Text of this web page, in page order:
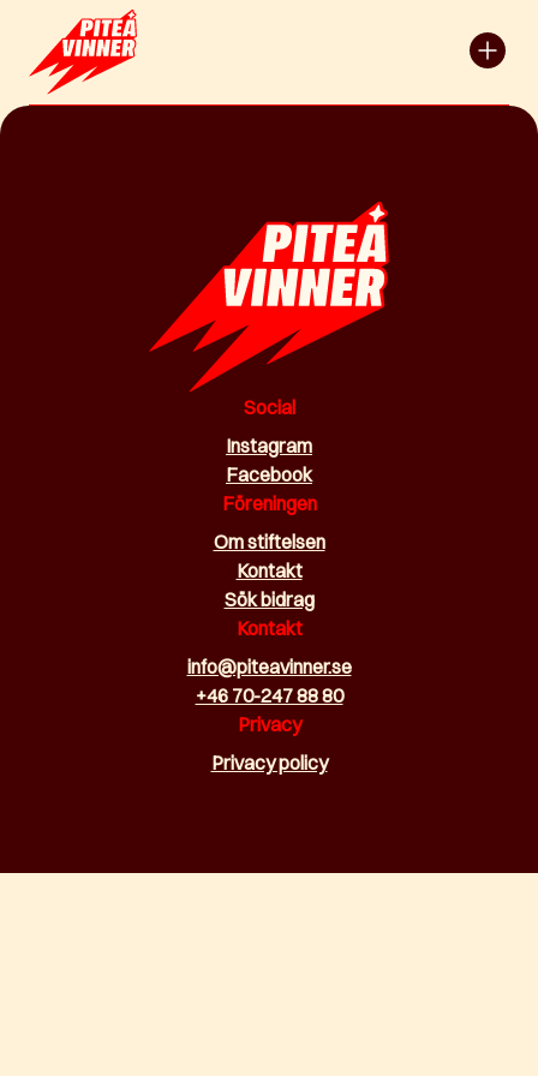
Social
Instagram
Facebook
Föreningen
Om stiftelsen
Kontakt
Sök bidrag
Kontakt
info@piteavinner.se
+46 70-247 88 80
Privacy
Privacy policy